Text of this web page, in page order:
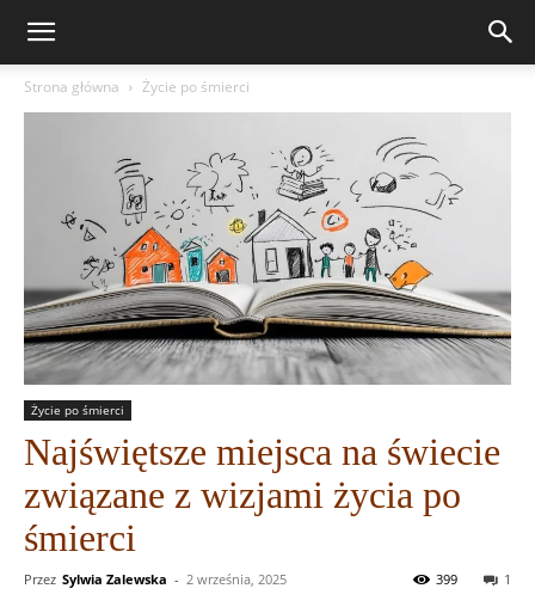
Strona główna Życie po śmierci
Życie po śmierci
Najświętsze miejsca na świecie
związane z wizjami życia po
śmierci
Przez Sylwia Zalewska - 2 września, 2025 1
399